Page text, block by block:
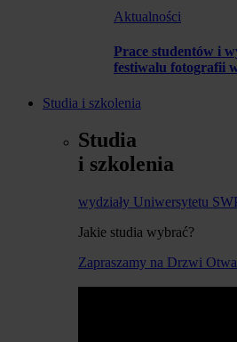
Aktualności
Prace studentów i
festiwalu fotografii
Studia i szkolenia
Studia
i szkolenia
wydziały Uniwersytetu
Jakie studia wybrać?
Zapraszamy na Drzwi